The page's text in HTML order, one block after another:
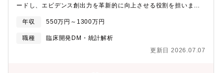
ードし、エビデンス創出力を革新的に向上させる役割を担いま
戦略、計画の立案と実行・国内外部環境革新を活用したRWD利活
用戦略の促進や環境における課題解決を促進し、RWDの活用機会
を最大化する・利活用（分析や報告など）要件に応じたRWDの品
質保証とデータセットの作成・ITソリューションによる分析ケイ
年収 550万円～1300万円
職種
臨床開発DM・統計解析
更新日 2026.07.07